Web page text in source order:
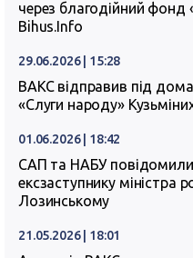
через благодійний фонд
Bihus.Info
29.06.2026 | 15:28
ВАКС відправив під
«Слуги народу»
01.06.2026 | 18:42
САП та НАБУ повідомили
ексзаступнику міністра
Лозинському
21.05.2026 | 18:01